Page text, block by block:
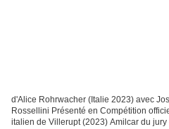
d'Alice Rohrwacher (Italie 2023) avec
Rossellini Présenté en Compétition
italien de Villerupt (2023) Amilcar du jury